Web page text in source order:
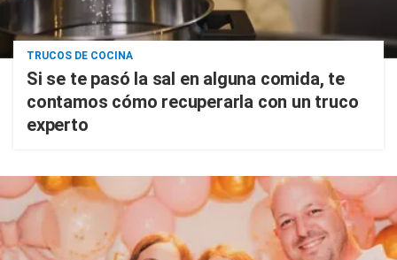
TRUCOS DE COCINA
Si se te pasó la sal en alguna comida, te
contamos cómo recuperarla con un truco
experto